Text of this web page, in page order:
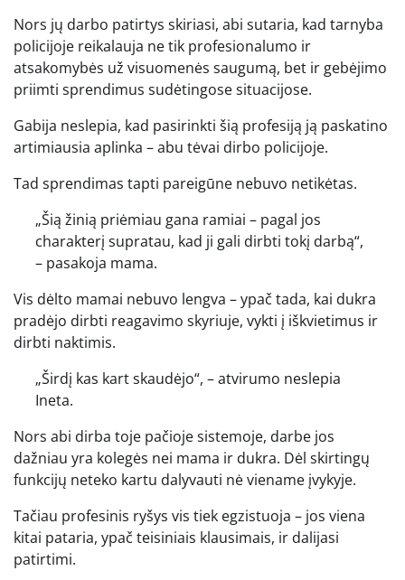
Nors jų darbo patirtys skiriasi, abi sutaria, kad tarnyba
policijoje reikalauja ne tik profesionalumo ir
atsakomybės už visuomenės saugumą, bet ir gebėjimo
priimti sprendimus sudėtingose situacijose.
Gabija neslepia, kad pasirinkti šią profesiją ją paskatino
artimiausia aplinka – abu tėvai dirbo policijoje.
Tad sprendimas tapti pareigūne nebuvo netikėtas.
„Šią žinią priėmiau gana ramiai – pagal jos
charakterį supratau, kad ji gali dirbti tokį darbą“,
– pasakoja mama.
Vis dėlto mamai nebuvo lengva – ypač tada, kai dukra
pradėjo dirbti reagavimo skyriuje, vykti į iškvietimus ir
dirbti naktimis.
„Širdį kas kart skaudėjo“, – atvirumo neslepia
Ineta.
Nors abi dirba toje pačioje sistemoje, darbe jos
dažniau yra kolegės nei mama ir dukra. Dėl skirtingų
funkcijų neteko kartu dalyvauti nė viename įvykyje.
Tačiau profesinis ryšys vis tiek egzistuoja – jos viena
kitai pataria, ypač teisiniais klausimais, ir dalijasi
patirtimi.